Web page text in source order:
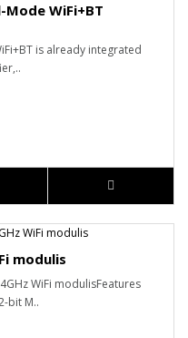
Mode WiFi+BT
is already integrated
modulis
WiFi modulisFeatures
bit M..